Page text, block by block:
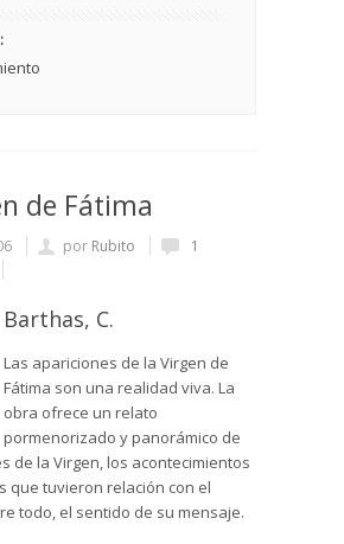
de Fátima
por Rubito
1
Barthas, C.
Las apariciones de la Virgen de
Fátima son una realidad viva. La
obra ofrece un relato
pormenorizado y panorámico de
de la Virgen, los acontecimientos
que tuvieron relación con el
todo, el sentido de su mensaje.